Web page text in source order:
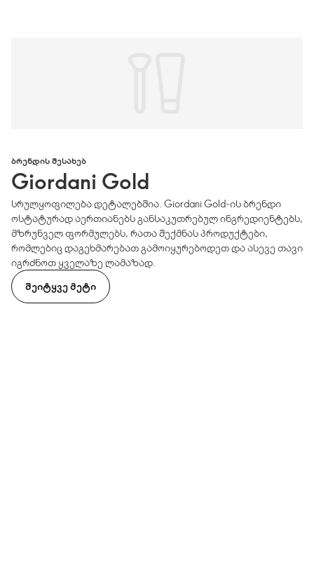
ᲑᲠᲔᲜᲓᲘᲡ ᲨᲔᲡᲐᲮᲔᲑ
Giordani Gold
სრულყოფილება დეტალებშია. Giordani Gold-ის ბრენდი
ოსტატურად აერთიანებს განსაკუთრებულ ინგრედიენტებს,
მზრუნველ ფორმულებს, რათა შექმნას პროდუქტები,
რომლებიც დაგეხმარებათ გამოიყურებოდეთ და ასევე თავი
იგრძნოთ ყველაზე ლამაზად.
ᲨᲔᲘᲢᲧᲕᲔ ᲛᲔᲢᲘ